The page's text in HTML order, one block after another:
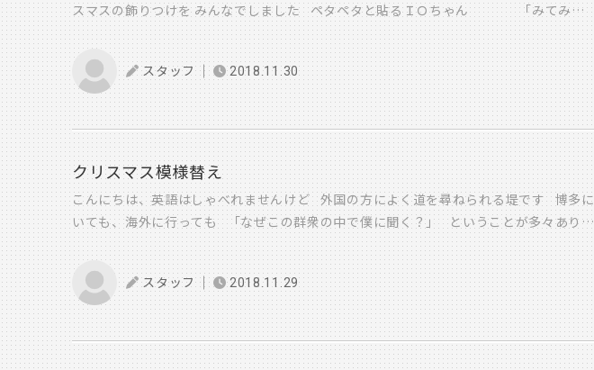
スマスの飾りつけを みんなでしました ペタペタと貼るＩＯちゃん 「みてみ
て！！ すごいでしょー♫」 続けて・・・ツリーも、最後まで飾ってくれました すご
いね ＩＯちゃん ＡＫＡＲＩちゃんも興味津々♡♡ 打合せの部屋には、ＭＯＭＯちゃ
んが、センス良く コーディネートしてくれました いい笑顔だねー☆☆ 大きな自動ド
アのガラスには・・・ ＡＯＩちゃんＹＵＺＵＫＩくんＭＩＨＡＲＵちゃんが、 可愛く飾
ってくれましたー♪♪ ありがとうね みんなで飾ったので、寒くなるけど・・・
あたたかいショールームになりました(^^)
中野
スタッフ 2018.11.30
クリスマス模様替え
こんにちは、英語はしゃべれませんけど 外国の方によく道を尋ねられる堤です 博多に
いても、海外に行っても 「なぜこの群衆の中で僕に聞く？」 ということが多々ありま
す ホント英語は話せて損はないと思いますよ その英語圏の方の大切なクリスマス
がもうすぐやってきます アルプ展示場も、もちろんクリスマス仕様に模様替えです
キッズルームも模様替えでアメリカホームドラマのよう 元々外国のお家の雰囲気なの
で、クリスマスはピッタリです １２月は皆さん慌ただしく過ごすかと思いますので ク
リスマスの雰囲気のアルプですこしゆっくり過ごしてみませんか？
スタッフ 2018.11.29